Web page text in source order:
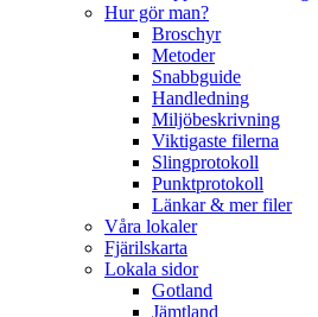
Hur gör man?
Broschyr
Metoder
Snabbguide
Handledning
Miljöbeskrivning
Viktigaste filerna
Slingprotokoll
Punktprotokoll
Länkar & mer filer
Våra lokaler
Fjärilskarta
Lokala sidor
Gotland
Jämtland